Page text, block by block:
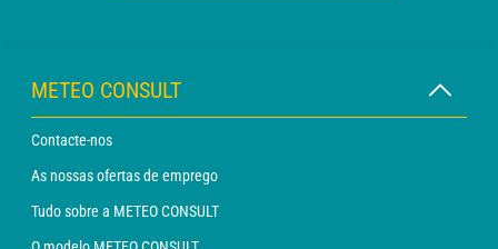
METEO CONSULT
Contacte-nos
As nossas ofertas de emprego
Tudo sobre a METEO CONSULT